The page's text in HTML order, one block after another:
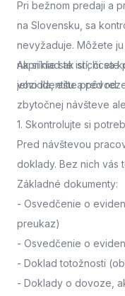
Pri bežnom predaji a
na Slovensku, sa
nevyžaduje. Môžete
napríklad ak si chcete
jeho identitu a pôvod.
Ak si nie ste istí, či sa
vozidla,ešte pred
zbytočnej návšteve
1. Skontrolujte si
Pred návštevou
doklady. Bez nich vás
Základné dokumenty:
- Osvedčenie o
preukaz)
- Osvedčenie o
- Doklad totožnosti
- Doklady o dovoze,